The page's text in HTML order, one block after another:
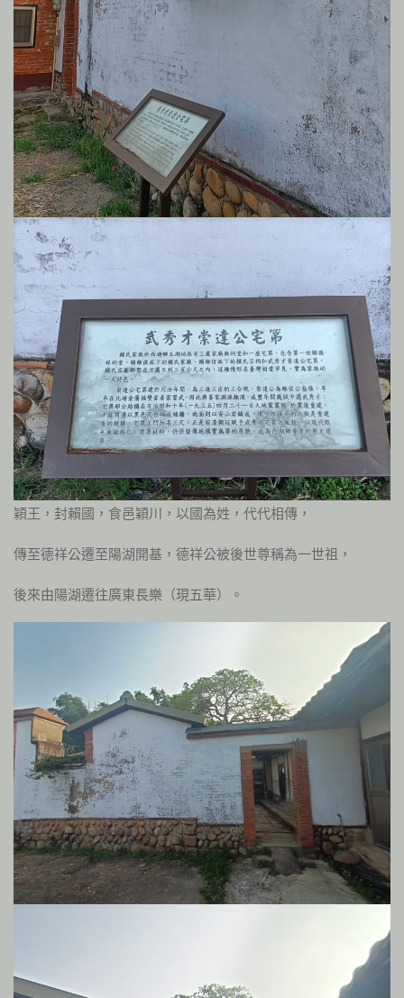
穎王，封賴國，食邑穎川，以國為姓，代代相傳，
傳至德祥公遷至陽湖開基，德祥公被後世尊稱為一世祖，
後來由陽湖遷往廣東長樂（現五華）。